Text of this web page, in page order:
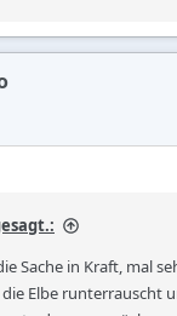
Sache in Kraft, mal
Elbe runterrauscht